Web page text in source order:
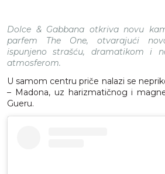
Dolce & Gabbana otkriva novu
parfem The One, otvarajući
ispunjeno strašću, dramatikom i
atmosferom.
U samom centru priče nalazi se
– Madona, uz harizmatičnog i
Gueru.